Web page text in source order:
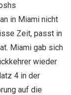
in Miami nicht
Zeit, passt in
Miami gab sich
wieder
4 in der
auf die